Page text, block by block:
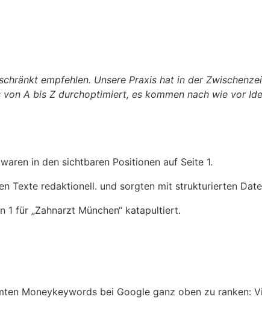
empfehlen. Unsere Praxis hat in der
A bis Z durchoptimiert, es kommen nach wie vor
in den sichtbaren Positionen auf Seite 1.
Texte redaktionell. und sorgten mit strukturierten
für „Zahnarzt München“ katapultiert.
Moneykeywords bei Google ganz oben zu ranken: